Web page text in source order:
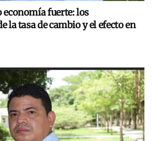
economía fuerte: los
la tasa de cambio y el efecto en